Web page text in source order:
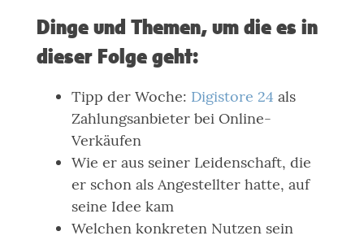
Dinge und Themen, um die es in
dieser Folge geht:
Tipp der Woche: Digistore 24 als
Zahlungsanbieter bei Online-
Verkäufen
Wie er aus seiner Leidenschaft, die
er schon als Angestellter hatte, auf
seine Idee kam
Welchen konkreten Nutzen sein